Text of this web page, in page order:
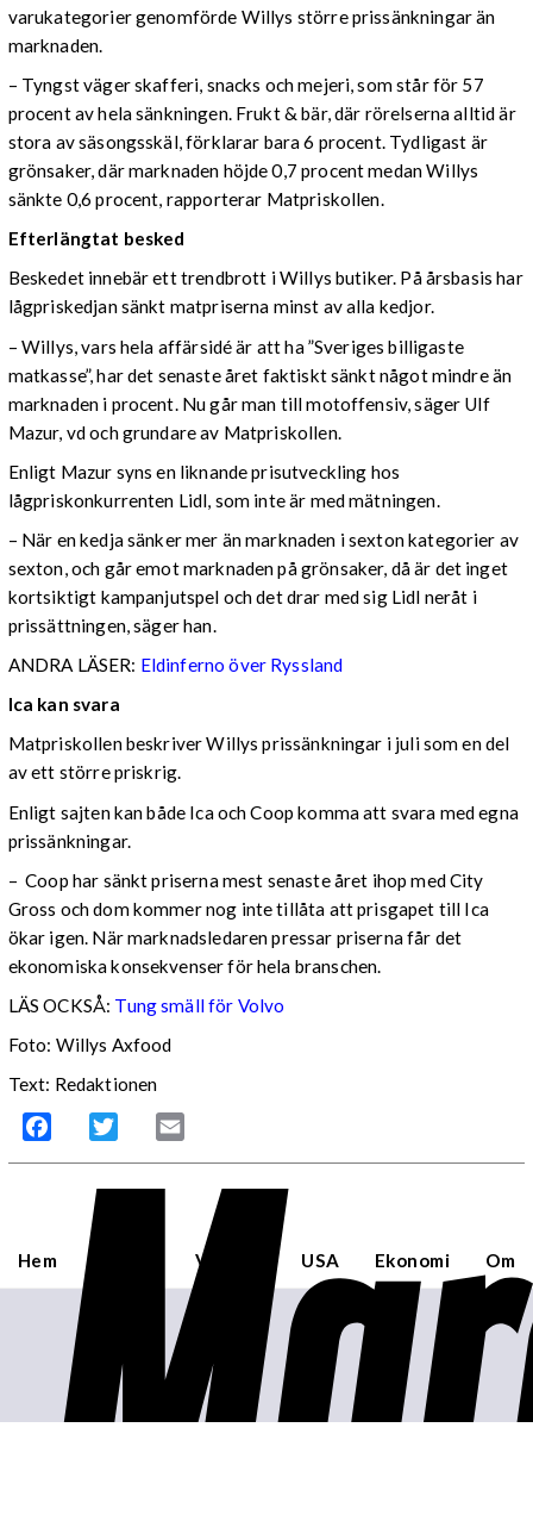
varukategorier genomförde Willys större prissänkningar än
marknaden.
– Tyngst väger skafferi, snacks och mejeri, som står för 57
procent av hela sänkningen. Frukt & bär, där rörelserna alltid är
stora av säsongsskäl, förklarar bara 6 procent. Tydligast är
grönsaker, där marknaden höjde 0,7 procent medan Willys
sänkte 0,6 procent, rapporterar Matpriskollen.
Efterlängtat besked
Beskedet innebär ett trendbrott i Willys butiker. På årsbasis har
lågpriskedjan sänkt matpriserna minst av alla kedjor.
– Willys, vars hela affärsidé är att ha ”Sveriges billigaste
matkasse”, har det senaste året faktiskt sänkt något mindre än
marknaden i procent. Nu går man till motoffensiv, säger Ulf
Mazur, vd och grundare av Matpriskollen.
Enligt Mazur syns en liknande prisutveckling hos
lågpriskonkurrenten Lidl, som inte är med mätningen.
– När en kedja sänker mer än marknaden i sexton kategorier av
sexton, och går emot marknaden på grönsaker, då är det inget
kortsiktigt kampanjutspel och det drar med sig Lidl neråt i
prissättningen, säger han.
ANDRA LÄSER: Eldinferno över Ryssland
Ica kan svara
Matpriskollen beskriver Willys prissänkningar i juli som en del
av ett större priskrig.
Enligt sajten kan både Ica och Coop komma att svara med egna
prissänkningar.
– Coop har sänkt priserna mest senaste året ihop med City
Gross och dom kommer nog inte tillåta att prisgapet till Ica
ökar igen. När marknadsledaren pressar priserna får det
ekonomiska konsekvenser för hela branschen.
LÄS OCKSÅ: Tung smäll för Volvo
Foto: Willys Axfood
Text: Redaktionen
Facebook Twitter
Hem Världen USA Ekonomi Om